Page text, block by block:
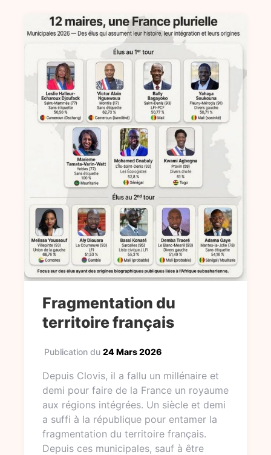
Fragmentation du
territoire français
Publication du 24 Mars 2026
Depuis Clovis, il a fallu un millénaire et
demi pour faire de la France un royaume
aux régions intégrées. Un siècle et demi
a suffi à la république pour entamer la
fragmentation du territoire français.
Depuis ces municipales, sauf à être